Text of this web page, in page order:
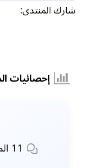
شارك المنتدى:
إحصائيات
11